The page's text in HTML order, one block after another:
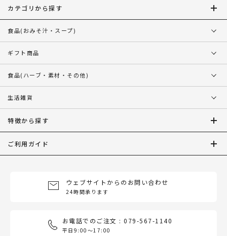
カテゴリから探す
食品(おみそ汁・スープ)
ギフト商品
食品(ハーブ・素材・その他)
生活雑貨
特徴から探す
ご利用ガイド
ウェブサイトからのお問い合わせ
24時間承ります
お電話でのご注文 : 079-567-1140
平日9:00〜17:00